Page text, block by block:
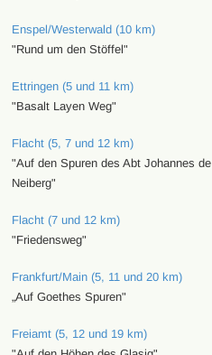
Enspel/Westerwald (10 km)
"Rund um den Stöffel"
Ettringen (5 und 11 km)
"Basalt Layen Weg"
Flacht (5, 7 und 12 km)
"Auf den Spuren des Abt Johannes de
Neiberg"
Flacht (7 und 12 km)
"Friedensweg"
Frankfurt/Main (5, 11 und 20 km)
„Auf Goethes Spuren"
Freiamt (5, 12 und 19 km)